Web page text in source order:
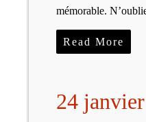
mémorable.
Read More
24